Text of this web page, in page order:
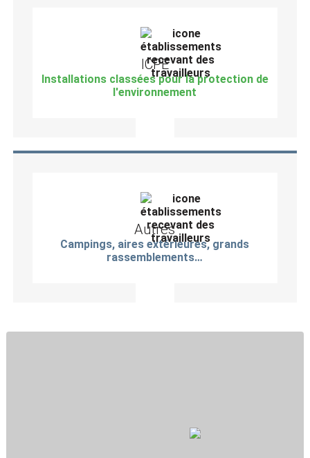
ICPE
Installations classées pour la protection de
l'environnement
Autres
Campings, aires extérieures, grands
rassemblements…